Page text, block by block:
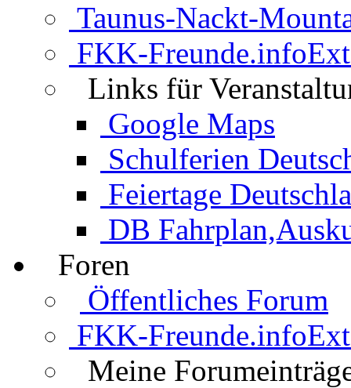
Taunus-Nackt-
FKK-Freunde.info
Links für
Google Maps
Schulferien
Feiertage
DB
Foren
Öffentliches Forum
FKK-Freunde.info
Meine